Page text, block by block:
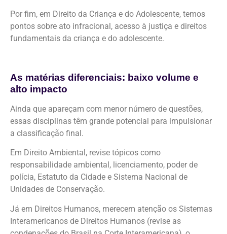
Por fim, em Direito da Criança e do Adolescente, temos
pontos sobre ato infracional, acesso à justiça e direitos
fundamentais da criança e do adolescente.
As matérias diferenciais: baixo volume e
alto impacto
Ainda que apareçam com menor número de questões,
essas disciplinas têm grande potencial para impulsionar
a classificação final.
Em Direito Ambiental, revise tópicos como
responsabilidade ambiental, licenciamento, poder de
polícia, Estatuto da Cidade e Sistema Nacional de
Unidades de Conservação.
Já em Direitos Humanos, merecem atenção os Sistemas
Interamericanos de Direitos Humanos (revise as